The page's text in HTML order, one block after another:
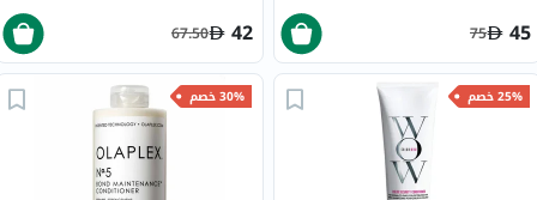
45
75
42
67.50
25% خصم 30% خصم